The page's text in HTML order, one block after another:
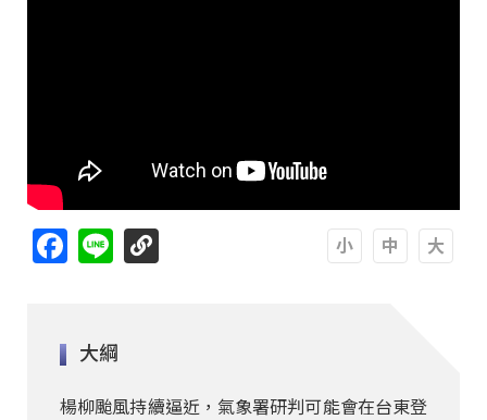
Facebook
Line
大綱
楊柳颱風持續逼近，氣象署研判可能會在台東登